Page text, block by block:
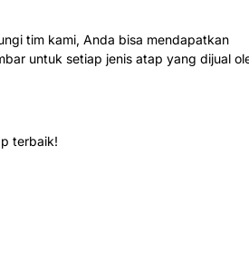
tim kami, Anda bisa mendapatkan
untuk setiap jenis atap yang dijual
terbaik!